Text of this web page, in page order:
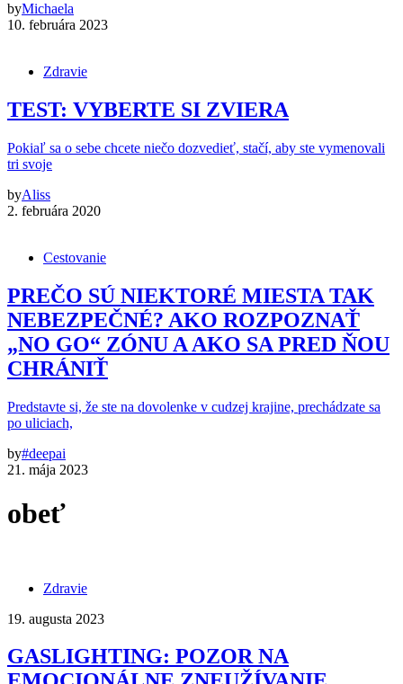
byMichaela
10. februára 2023
Zdravie
TEST: VYBERTE SI ZVIERA
Pokiaľ sa o sebe chcete niečo dozvedieť, stačí, aby ste vymenovali
tri svoje
byAliss
2. februára 2020
Cestovanie
PREČO SÚ NIEKTORÉ MIESTA TAK
NEBEZPEČNÉ? AKO ROZPOZNAŤ
„NO GO“ ZÓNU A AKO SA PRED ŇOU
CHRÁNIŤ
Predstavte si, že ste na dovolenke v cudzej krajine, prechádzate sa
po uliciach,
by#deepai
21. mája 2023
obeť
Zdravie
19. augusta 2023
GASLIGHTING: POZOR NA